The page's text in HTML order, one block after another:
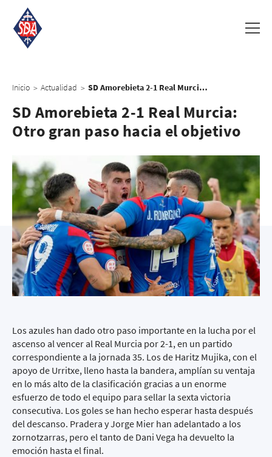
Inicio > Actualidad > SD Amorebieta 2-1 Real Murcia: Otro gran paso hacia el objetivo
SD Amorebieta 2-1 Real Murcia:
Otro gran paso hacia el objetivo
Los azules han dado otro paso importante en la lucha por el
ascenso al vencer al Real Murcia por 2-1, en un partido
correspondiente a la jornada 35. Los de Haritz Mujika, con el
apoyo de Urritxe, lleno hasta la bandera, amplían su ventaja
en lo más alto de la clasificación gracias a un enorme
esfuerzo de todo el equipo para sellar la sexta victoria
consecutiva. Los goles se han hecho esperar hasta después
del descanso. Pradera y Jorge Mier han adelantado a los
zornotzarras, pero el tanto de Dani Vega ha devuelto la
emoción hasta el final.